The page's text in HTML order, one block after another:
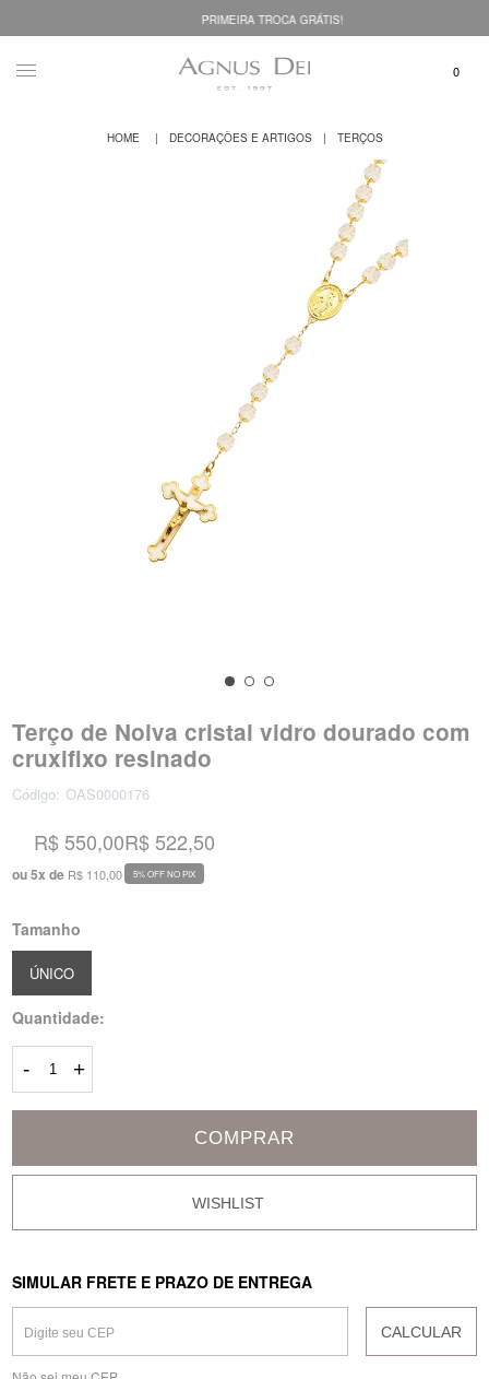
PRIMEIRA TROCA GRÁTIS!
DECORAÇÕES E ARTIGOS TERÇOS
Terço de Noiva cristal vidro dourado com
cruxifixo resinado
Código: OAS0000176
R$ 550,00
ou5x de R$ 110,00
R$ 522,50
5% OFF NO PIX
Tamanho
ÚNICO
Quantidade:
- +
COMPRAR
SIMULAR FRETE E PRAZO DE ENTREGA
CALCULAR